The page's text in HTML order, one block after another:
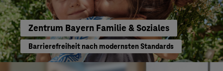
Zentrum Bayern Familie & Soziales
Barrierefreiheit nach modernsten Standards